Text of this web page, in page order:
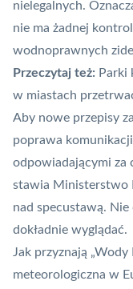
nielegalnych.
nie ma żadnej
wodnoprawnych
Przeczytaj też: Parki
w miastach
Aby nowe przepisy
poprawa
odpowiadającymi za
stawia Ministerstwo
nad specustawą.
dokładnie wyglądać.
Jak przyznają „Wody
meteorologiczna w